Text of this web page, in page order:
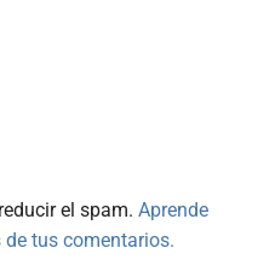
el spam. Aprende
tus comentarios.